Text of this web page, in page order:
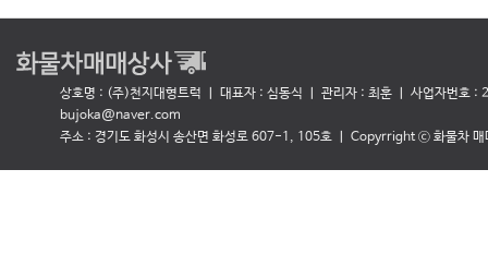
상호명 : (주)천지대형트럭 ㅣ 대표자 : 심동식 ㅣ 관리자 : 최훈 ㅣ 사업자번
bujoka@naver.com
주소 : 경기도 화성시 송산면 화성로 607-1, 105호 ㅣ Copyrright ⓒ 화물차